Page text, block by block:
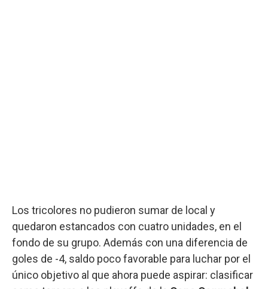
Los tricolores no pudieron sumar de local y
quedaron estancados con cuatro unidades, en el
fondo de su grupo. Además con una diferencia de
goles de -4, saldo poco favorable para luchar por el
único objetivo al que ahora puede aspirar: clasificar